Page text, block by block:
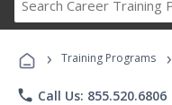
› Training Programs ›
phone Call Us: 855.520.6806